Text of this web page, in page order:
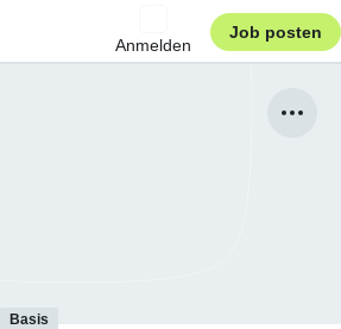
Anmelden
Job posten
Basis